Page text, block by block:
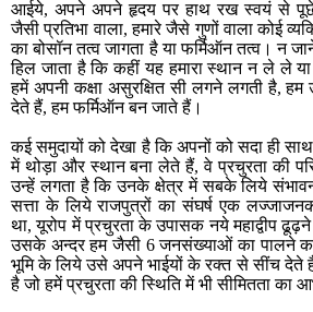
आईये, अपने अपने हृदय पर हाथ रख स्वयं से पूछें
जैसी प्रतिभा वाला, हमारे जैसे गुणों वाला कोई
का बोसॉन तत्व जागता है या फर्मिऑन तत्व। न
हिल जाता है कि कहीं यह हमारा स्थान न ले ले
हमें अपनी कक्षा असुरक्षित सी लगने लगती है,
देते हैं, हम फर्मिऑन बन जाते हैं।
कई समुदायों को देखा है कि अपनों को सदा ही
में थोड़ा और स्थान बना लेते हैं, वे प्रचुरता की
उन्हें लगता है कि उनके क्षेत्र में सबके लिये
सत्ता के लिये राजपुत्रों का संघर्ष एक
था, यूरोप में प्रचुरता के उपासक नये महाद्वीप
उसके अन्दर हम जैसी 6जनसंख्याओं का पालने का
भूमि के लिये उसे अपने भाईयों के रक्त से सींच देते
है जो हमें प्रचुरता की स्थिति में भी सीमितता का